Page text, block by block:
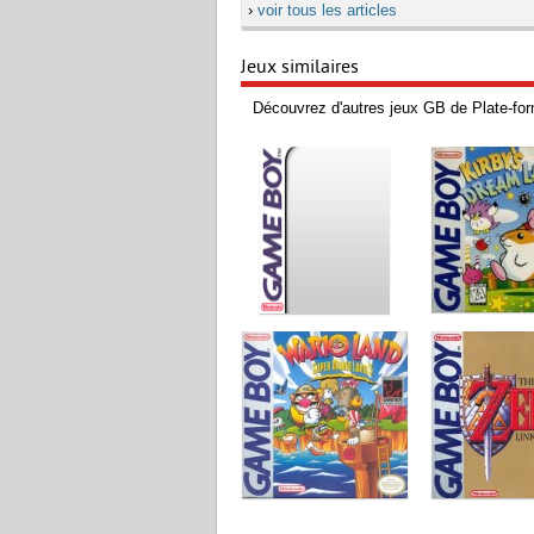
› voir tous les articles
Jeux similaires
Découvrez d'autres jeux GB de Plate-